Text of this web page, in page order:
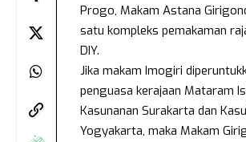
Progo, Makam Astana
satu kompleks pemakaman
DIY.
Jika makam Imogiri
penguasa kerajaan Mataram
Kasunanan Surakarta dan
Yogyakarta, maka Makam